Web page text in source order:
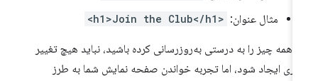
مثال عنوان: <h1>Join the Club</h1>
همه چیز را به درستی به‌روزرسانی کرده باشید، نباید هیچ تغییر
ایجاد شود، اما تجربه خواندن صفحه نمایش شما به طرز